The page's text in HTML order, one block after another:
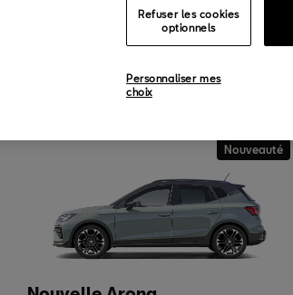
Nouveauté
Refuser les cookies
optionnels
Personnaliser mes
choix